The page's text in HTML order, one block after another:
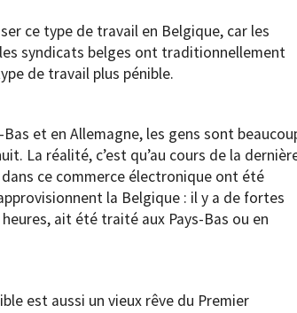
ce type de travail en Belgique, car les
syndicats belges ont traditionnellement
de travail plus pénible.
et en Allemagne, les gens sont
La réalité, c’est qu’au cours de la
ce commerce électronique ont été
la Belgique : il y a de fortes
ait été traité aux Pays-Bas ou en
est aussi un vieux rêve du Premier